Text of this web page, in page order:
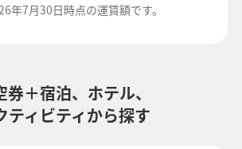
年7月30日時点の運賃額です。
券＋宿泊、ホテル、
ティビティから探す